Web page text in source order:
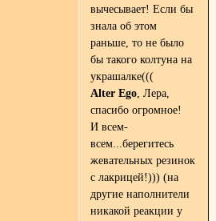
вычесывает! Если бы
знала об этом
раньше, то не было
бы такого колтуна на
украшалке(((
Alter Ego, Лера,
спасибо огромное!
И всем-
всем...берегитесь
жевательных резинок
с лакрицей!))) (на
другие наполнители
никакой реакции у